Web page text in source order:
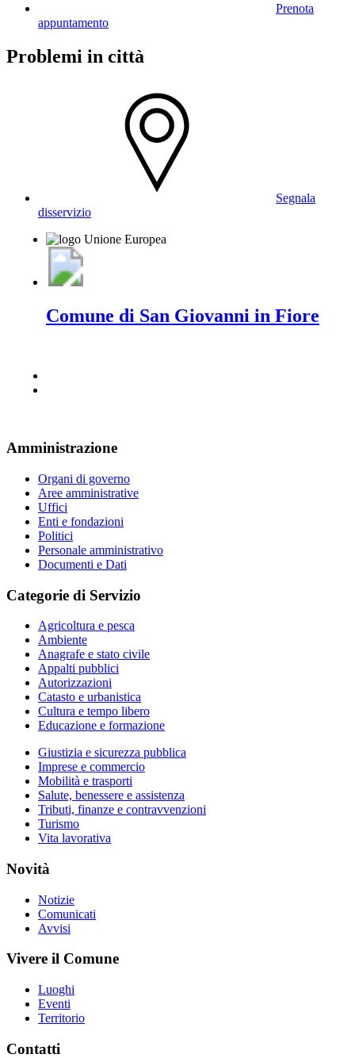
Prenota
appuntamento
Problemi in città
Segnala
disservizio
Comune di San Giovanni in Fiore
Amministrazione
Organi di governo
Aree amministrative
Uffici
Enti e fondazioni
Politici
Personale amministrativo
Documenti e Dati
Categorie di Servizio
Agricoltura e pesca
Ambiente
Anagrafe e stato civile
Appalti pubblici
Autorizzazioni
Catasto e urbanistica
Cultura e tempo libero
Educazione e formazione
Giustizia e sicurezza pubblica
Imprese e commercio
Mobilità e trasporti
Salute, benessere e assistenza
Tributi, finanze e contravvenzioni
Turismo
Vita lavorativa
Novità
Notizie
Comunicati
Avvisi
Vivere il Comune
Luoghi
Eventi
Territorio
Contatti